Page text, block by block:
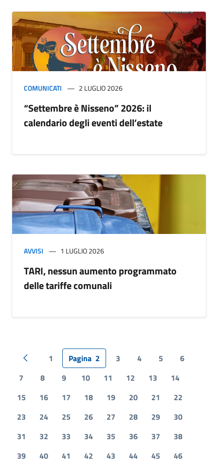
COMUNICATI 2 LUGLIO 2026
“Settembre è Nisseno” 2026: il
calendario degli eventi dell’estate
AVVISI 1 LUGLIO 2026
TARI, nessun aumento programmato
delle tariffe comunali
Pagina precedente
1 Pagina 2 3 4 5
6
7
8 9 10 11 12 13
14
15
16 17 18 19 20 21
22
23
24 25 26 27 28 29
30
31
32 33 34 35 36 37
38
39
40 41 42 43 44 45 46